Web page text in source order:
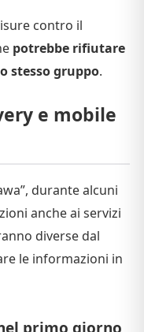
contro il
potrebbe rifiutare
stesso gruppo.
e mobile
durante alcuni
anche ai servizi
diverse dal
le informazioni in